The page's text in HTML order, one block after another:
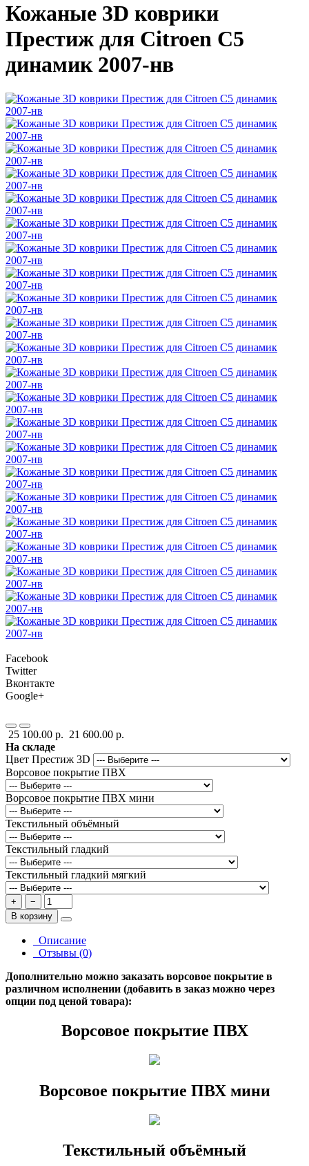
Кожаные 3D коврики
Престиж для Citroen C5
динамик 2007-нв
Facebook
Twitter
Вконтакте
Google+
25 100.00 р. 21 600.00 р.
На складе
Цвет Престиж 3D
Ворсовое покрытие ПВХ
Ворсовое покрытие ПВХ мини
Текстильный объёмный
Текстильный гладкий
Текстильный гладкий мягкий
+
−
В корзину
Описание
Отзывы (0)
Дополнительно можно заказать ворсовое покрытие в
различном исполнении (добавить в заказ можно через
опции под ценой товара):
Ворсовое покрытие ПВХ
Ворсовое покрытие ПВХ мини
Текстильный объёмный